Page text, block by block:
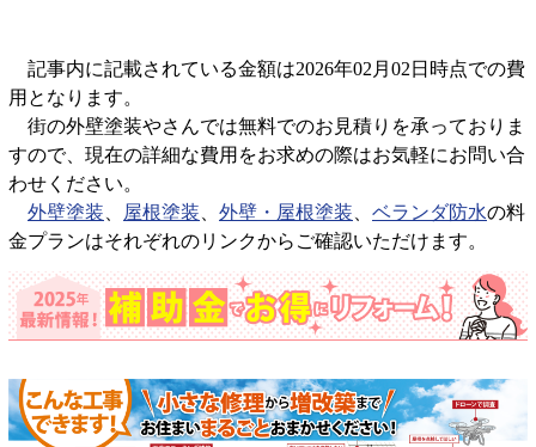
記事内に記載されている金額は2026年02月02日時点での費
用となります。
街の外壁塗装やさんでは無料でのお見積りを承っておりま
すので、現在の詳細な費用をお求めの際はお気軽にお問い合
わせください。
外壁塗装
屋根塗装 外壁・屋根塗装 ベランダ防水の料
金プランはそれぞれのリンクからご確認いただけます。